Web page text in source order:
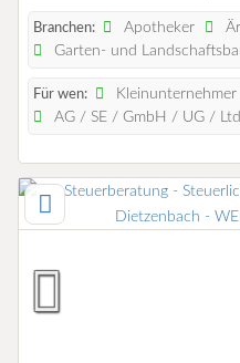
Branchen: Apotheker
Garten- und
Für wen:
AG / SE / GmbH / UG /